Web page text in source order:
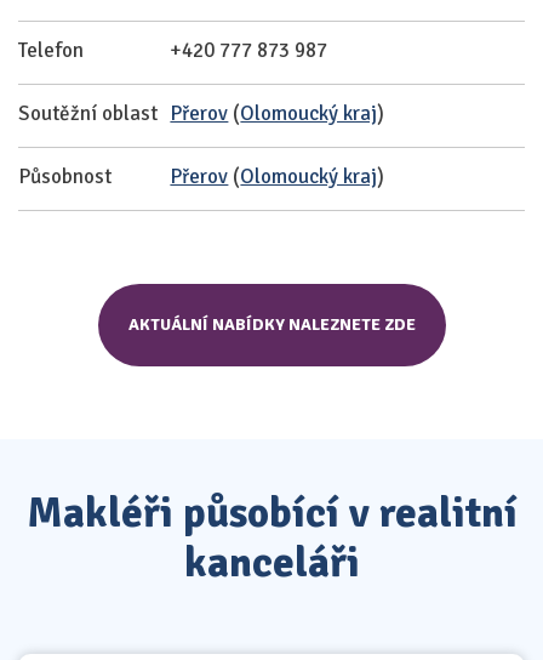
Telefon +420 777 873 987
Soutěžní oblast Přerov (Olomoucký kraj)
Působnost Přerov (Olomoucký kraj)
AKTUÁLNÍ NABÍDKY NALEZNETE ZDE
Makléři působící v realitní
kanceláři